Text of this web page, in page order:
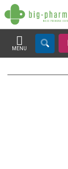
MENU
Afficher la navigation